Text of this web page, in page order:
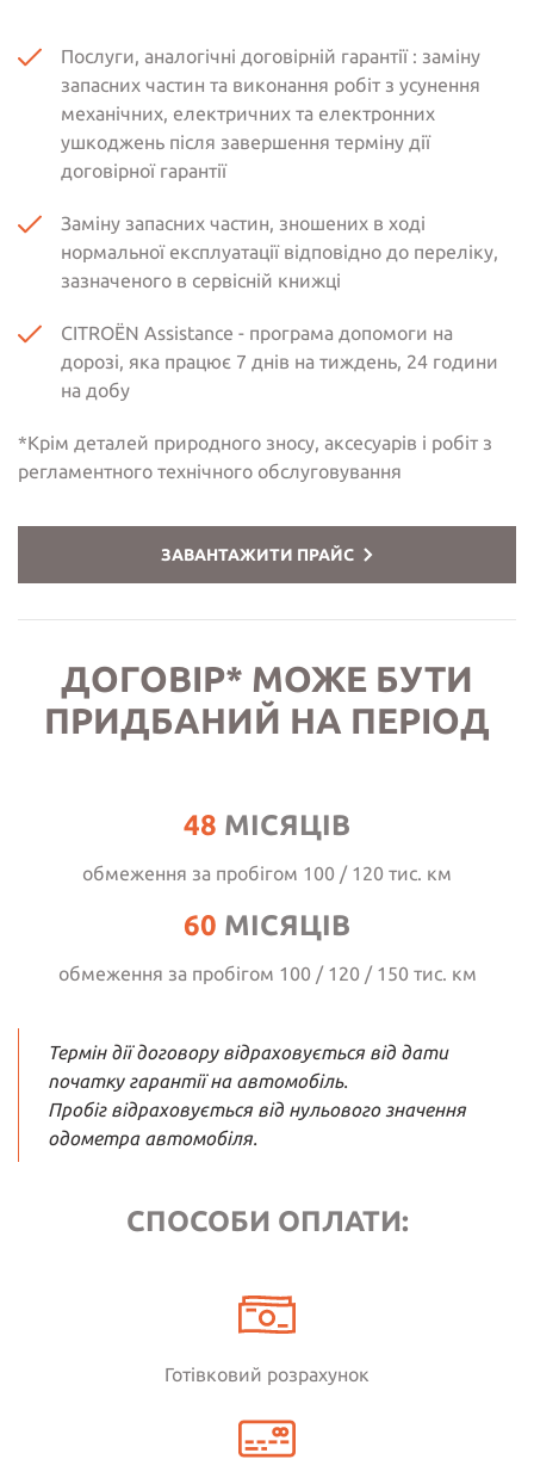
Послуги, аналогічні договірній гарантії : заміну
запасних частин та виконання робіт з усунення
механічних, електричних та електронних
ушкоджень після завершення терміну дії
договірної гарантії
Заміну запасних частин, зношених в ході
нормальної експлуатації відповідно до переліку,
зазначеного в сервісній книжці
CITROËN Assistance - програма допомоги на
дорозі, яка працює 7 днів на тиждень, 24 години
на добу
*Крім деталей природного зносу, аксесуарів і робіт з
регламентного технічного обслуговування
ЗАВАНТАЖИТИ ПРАЙС
ДОГОВІР* МОЖЕ БУТИ
ПРИДБАНИЙ НА ПЕРІОД
48 МІСЯЦІВ
обмеження за пробігом 100 / 120 тис. км
60 МІСЯЦІВ
обмеження за пробігом 100 / 120 / 150 тис. км
Термін дії договору відраховується від дати
початку гарантії на автомобіль.
Пробіг відраховується від нульового значення
одометра автомобіля.
СПОСОБИ ОПЛАТИ:
Готівковий розрахунок